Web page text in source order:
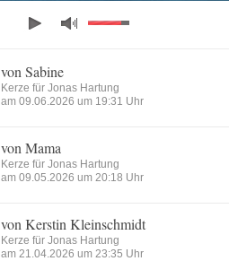
von Sabine
Kerze für Jonas Hartung
am 09.06.2026 um 19:31 Uhr
von Mama
Kerze für Jonas Hartung
am 09.05.2026 um 20:18 Uhr
von Kerstin Kleinschmidt
Kerze für Jonas Hartung
am 21.04.2026 um 23:35 Uhr